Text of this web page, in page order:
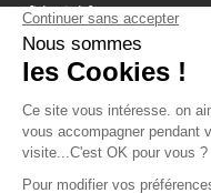
fiducial.fr
lyoncapitale.fr
olympique-et-
L'application